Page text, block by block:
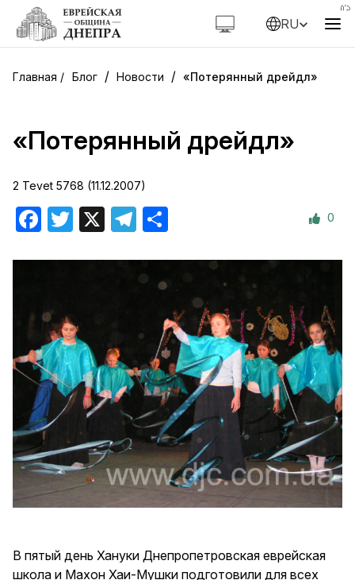
RU
Блог / Новости / «Потерянный дрейдл»
«Потерянный дрейдл»
2 Tevet 5768 (11.12.2007)
Facebook
Twitter Telegram 0
В пятый день Хануки Днепропетровская еврейская
школа и Махон Хаи-Мушки подготовили для всех